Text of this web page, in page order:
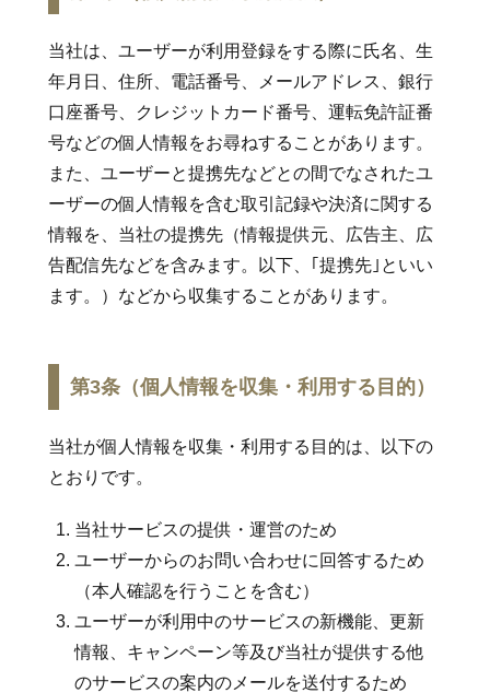
当社は、ユーザーが利用登録をする際に氏名、生
年月日、住所、電話番号、メールアドレス、銀行
口座番号、クレジットカード番号、運転免許証番
号などの個人情報をお尋ねすることがあります。
また、ユーザーと提携先などとの間でなされたユ
ーザーの個人情報を含む取引記録や決済に関する
情報を、当社の提携先（情報提供元、広告主、広
告配信先などを含みます。以下、｢提携先｣といい
ます。）などから収集することがあります。
第3条（個人情報を収集・利用する目的）
当社が個人情報を収集・利用する目的は、以下の
とおりです。
当社サービスの提供・運営のため
ユーザーからのお問い合わせに回答するため
（本人確認を行うことを含む）
ユーザーが利用中のサービスの新機能、更新
情報、キャンペーン等及び当社が提供する他
のサービスの案内のメールを送付するため